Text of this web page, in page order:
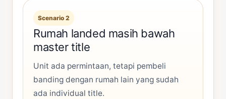
Scenario 2
Rumah landed masih bawah
master title
Unit ada permintaan, tetapi pembeli
banding dengan rumah lain yang sudah
ada individual title.